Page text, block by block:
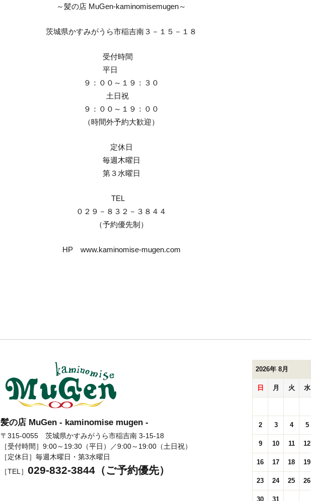
～髪の店 MuGen-kaminomisemugen～
茨城県かすみがうら市稲吉南３－１５－１８
受付時間
平日
９：００～１９：３０
土日祝
９：００～１９：００
（時間外予約大歓迎）
定休日
毎週木曜日
第３水曜日
TEL
０２９－８３２－３８４４
（予約優先制）
HP www.kaminomise-mugen.com
髪の店 MuGen
髪の店 MuGen - kaminomise mugen -
〒315-0055 茨城県かすみがうら市稲吉南 3-15-18
［受付時間］9:00～19:30（平日）／9:00～19:00（土日祝）
［定休日］毎週木曜日・第3水曜日
［TEL］ 029-832-3844（ご予約優先）
2026年 8月
日 月 火 水
2 3 4 5
9 10 11 12
16 17 18 19
23 24 25 26
30 31